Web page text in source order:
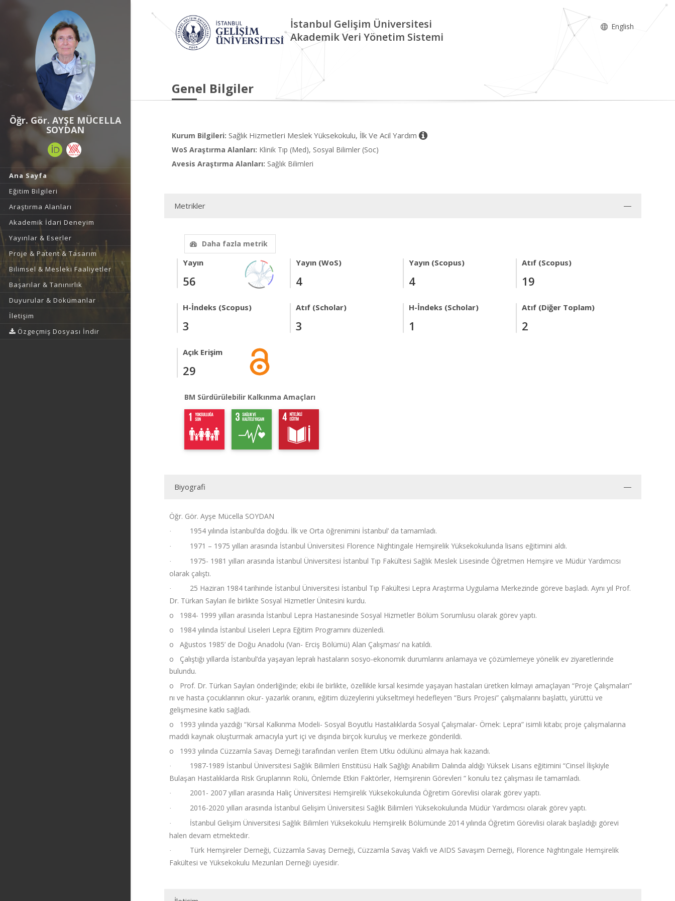
Öğr. Gör. AYŞE MÜCELLA
SOYDAN
Ana Sayfa
Eğitim Bilgileri
Araştırma Alanları
Akademik İdari Deneyim
Yayınlar & Eserler
Proje & Patent & Tasarım
Bilimsel & Mesleki Faaliyetler
Başarılar & Tanınırlık
Duyurular & Dokümanlar
İletişim
Özgeçmiş Dosyası İndir
İstanbul Gelişim Üniversitesi
Akademik Veri Yönetim Sistemi
English
Genel Bilgiler
Kurum Bilgileri: Sağlık Hizmetleri Meslek Yüksekokulu, İlk Ve Acil Yardım
WoS Araştırma Alanları: Klinik Tıp (Med), Sosyal Bilimler (Soc)
Avesis Araştırma Alanları: Sağlık Bilimleri
Metrikler
Daha fazla metrik
Yayın
56
Yayın (WoS)
4
Yayın (Scopus)
4
Atıf (Scopus)
19
H-İndeks (Scopus)
3
Atıf (Scholar)
3
H-İndeks (Scholar)
1
Atıf (Diğer Toplam)
2
Açık Erişim
29
BM Sürdürülebilir Kalkınma Amaçları
Biyografi
Öğr. Gör. Ayşe Mücella SOYDAN
· 1954 yılında İstanbul’da doğdu. İlk ve Orta öğrenimini İstanbul’ da tamamladı.
· 1971 – 1975 yılları arasında İstanbul Üniversitesi Florence Nightingale Hemşirelik Yüksekokulunda lisans eğitimini aldı.
·
1975- 1981 yılları arasında İstanbul Üniversitesi İstanbul Tıp Fakültesi Sağlık Meslek Lisesinde Öğretmen Hemşire ve Müdür Yardımcısı
olarak çalıştı.
· 25 Haziran 1984 tarihinde İstanbul Üniversitesi İstanbul Tıp Fakültesi Lepra Araştırma Uygulama Merkezinde göreve başladı. Aynı yıl Prof.
Dr. Türkan Saylan ile birlikte Sosyal Hizmetler Ünitesini kurdu.
o
1984- 1999 yılları arasında İstanbul Lepra Hastanesinde Sosyal Hizmetler Bölüm Sorumlusu olarak görev yaptı.
o
1984 yılında İstanbul Liseleri Lepra Eğitim Programını düzenledi.
o
Ağustos 1985’ de Doğu Anadolu (Van- Erciş Bölümü) Alan Çalışması’ na katıldı.
o
Çalıştığı yıllarda İstanbul’da yaşayan lepralı hastaların sosyo-ekonomik durumlarını anlamaya ve çözümlemeye yönelik ev ziyaretlerinde
bulundu.
o
Prof. Dr. Türkan Saylan önderliğinde; ekibi ile birlikte, özellikle kırsal kesimde yaşayan hastaları üretken kılmayı amaçlayan “Proje Çalışmaları”
nı ve hasta çocuklarının okur- yazarlık oranını, eğitim düzeylerini yükseltmeyi hedefleyen “Burs Projesi” çalışmalarını başlattı, yürüttü ve
gelişmesine katkı sağladı.
o
1993 yılında yazdığı “Kırsal Kalkınma Modeli- Sosyal Boyutlu Hastalıklarda Sosyal Çalışmalar- Örnek: Lepra” isimli kitabı; proje çalışmalarına
maddi kaynak oluşturmak amacıyla yurt içi ve dışında birçok kuruluş ve merkeze gönderildi.
o
1993 yılında Cüzzamla Savaş Derneği tarafından verilen Etem Utku ödülünü almaya hak kazandı.
·
1987-1989 İstanbul Üniversitesi Sağlık Bilimleri Enstitüsü Halk Sağlığı Anabilim Dalında aldığı Yüksek Lisans eğitimini “Cinsel İlişkiyle
Bulaşan Hastalıklarda Risk Gruplarının Rolü, Önlemde Etkin Faktörler, Hemşirenin Görevleri “ konulu tez çalışması ile tamamladı.
· 2001- 2007 yılları arasında Haliç Üniversitesi Hemşirelik Yüksekokulunda Öğretim Görevlisi olarak görev yaptı.
· 2016-2020 yılları arasında İstanbul Gelişim Üniversitesi Sağlık Bilimleri Yüksekokulunda Müdür Yardımcısı olarak görev yaptı.
·
İstanbul Gelişim Üniversitesi Sağlık Bilimleri Yüksekokulu Hemşirelik Bölümünde 2014 yılında Öğretim Görevlisi olarak başladığı görevi
halen devam etmektedir.
·
Türk Hemşireler Derneği, Cüzzamla Savaş Derneği, Cüzzamla Savaş Vakfı ve AIDS Savaşım Derneği, Florence Nıghtıngale Hemşirelik
Fakültesi ve Yüksekokulu Mezunları Derneği üyesidir.